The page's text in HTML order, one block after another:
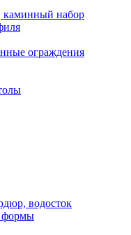
набор
ограждения
водосток
формы